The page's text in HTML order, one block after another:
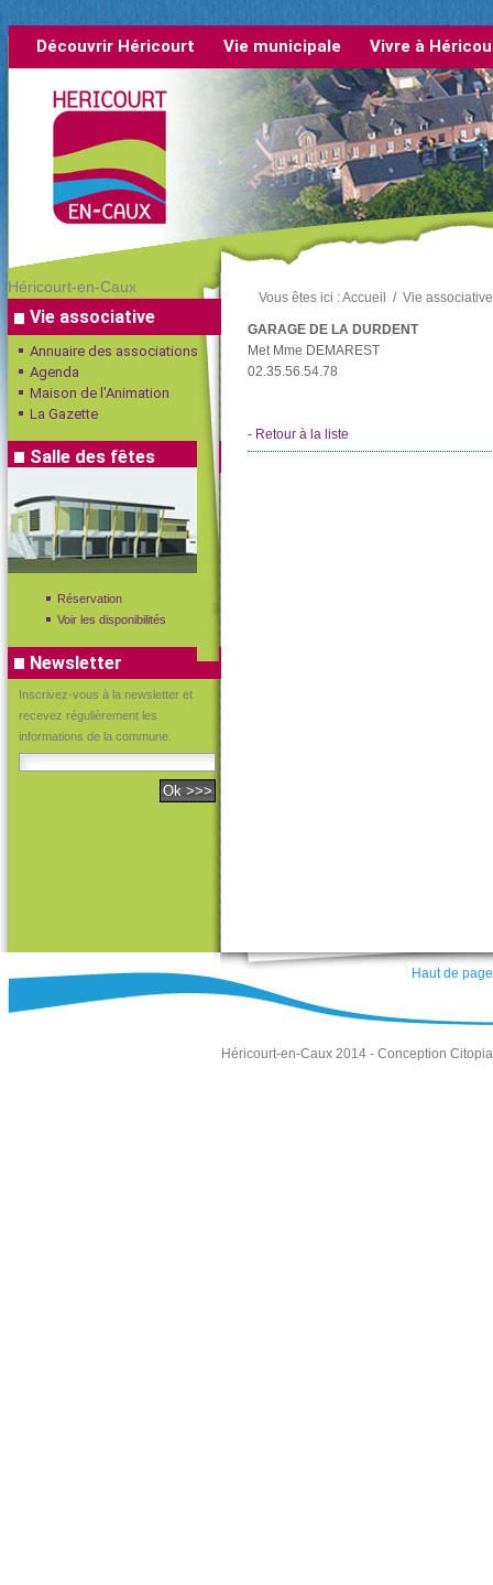
Découvrir Héricourt Vie municipale
Vivre à
Vous êtes ici :Accueil / Vie associative
GARAGE DE LA DURDENT
Met Mme DEMAREST
02.35.56.54.78
- Retour à la liste
Héricourt-en-Caux
Vie associative
Annuaire des associations
Agenda
Maison de l'Animation
La Gazette
Salle des fêtes
Réservation
Voir les disponibilités
Newsletter
Inscrivez-vous à la newsletter et
recevez régulièrement les
informations de la commune.
Haut de page
Héricourt-en-Caux 2014 - Conception Citopia